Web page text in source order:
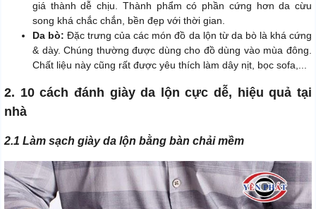
giá thành dễ chịu. Thành phẩm có phần cứng hơn da cừu
song khá chắc chắn, bền đẹp với thời gian.
Da bò:Đặc trưng của các món đồ da lộn từ da bò là khá cứng
& dày. Chúng thường được dùng cho đồ dùng vào mùa đông.
Chất liệu này cũng rất được yêu thích làm dây nịt, bọc sofa,...
2. 10 cách đánh giày da lộn cực dễ, hiệu quả tại
nhà
2.1 Làm sạch giày da lộn bằng bàn chải mềm